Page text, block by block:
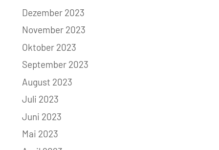
Dezember 2023
November 2023
Oktober 2023
September 2023
August 2023
Juli 2023
Juni 2023
Mai 2023